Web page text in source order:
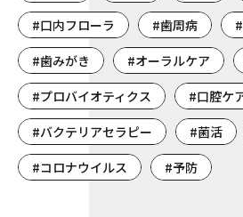
#口内フローラ
#歯周病
#歯みがき
#オーラルケア
#プロバイオティクス
#口腔ケ
#バクテリアセラピー
#菌活
#コロナウイルス
#予防